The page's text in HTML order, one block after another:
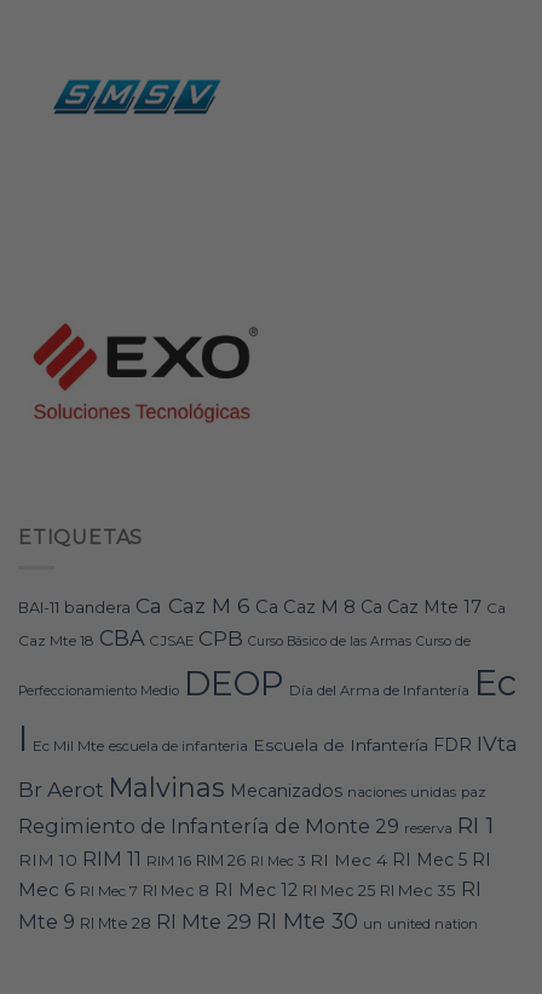
ETIQUETAS
BAI-11 bandera Ca Caz M 6 Ca Caz M 8 Ca Caz Mte 17 Ca
Caz Mte 18 CBA CJSAE CPB Curso Básico de las Armas Curso de
Perfeccionamiento Medio DEOP Día del Arma de Infantería Ec
I Ec Mil Mte escuela de infanteria Escuela de Infantería FDR IVta
Br Aerot Malvinas Mecanizados naciones unidas paz
Regimiento de Infantería de Monte 29 reserva RI 1
RIM 10 RIM 11 RIM 16 RIM 26 RI Mec 3 RI Mec 4 RI Mec 5 RI
Mec 6 RI Mec 7 RI Mec 8 RI Mec 12 RI Mec 25 RI Mec 35 RI
Mte 9 RI Mte 28 RI Mte 29 RI Mte 30 un united nation